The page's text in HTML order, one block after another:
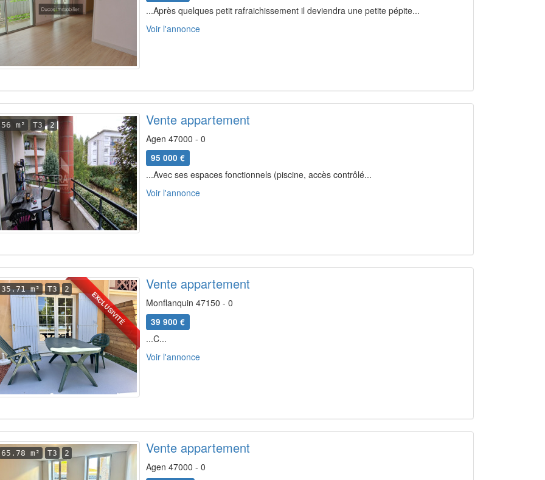
...Après quelques petit rafraichissement il deviendra une petite pépite...
Voir l'annonce
56 m² T3 2 Vente appartement
Agen 47000 - 0
95 000 €
...Avec ses espaces fonctionnels (piscine, accès contrôlé...
Voir l'annonce
EXCLUSIVITÉ
35.71 m² T3 2 Vente appartement
Monflanquin 47150 - 0
39 900 €
...C...
Voir l'annonce
65.78 m² T3 2 Vente appartement
Agen 47000 - 0